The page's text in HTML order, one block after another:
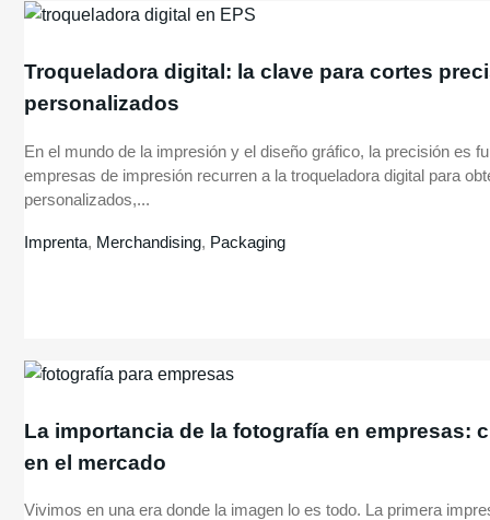
Troqueladora digital: la clave para cortes
personalizados
En el mundo de la impresión y el diseño gráfico, la precisión es
empresas de impresión recurren a la troqueladora digital para
personalizados,...
Imprenta, Merchandising, Packaging
La importancia de la fotografía en empresas:
en el mercado
Vivimos en una era donde la imagen lo es todo. La primera